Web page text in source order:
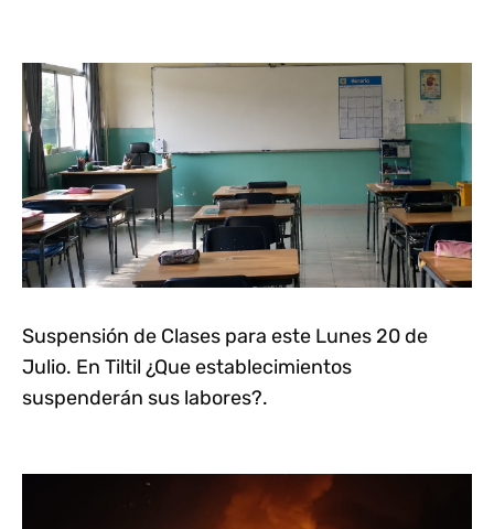
Suspensión de Clases para este Lunes 20 de
Julio. En Tiltil ¿Que establecimientos
suspenderán sus labores?.